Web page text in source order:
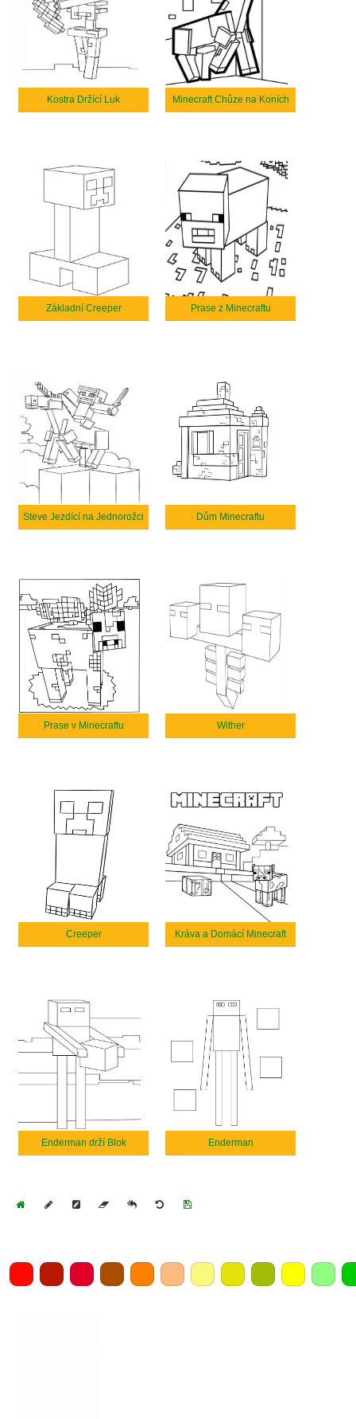
Kostra Držící Luk Minecraft Chůze na Koních
Základní Creeper Prase z Minecraftu
Steve Jezdící na Jednorožci Dům Minecraftu
Prase v Minecraftu Wither
Creeper Kráva a Domácí Minecraft
Enderman drží Blok Enderman